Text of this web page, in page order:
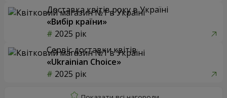
Доставка квітів року в Україні
«Вибір країни»
2025 рік
Сервіс доставки квітів
«Ukrainian Choice»
2025 рік